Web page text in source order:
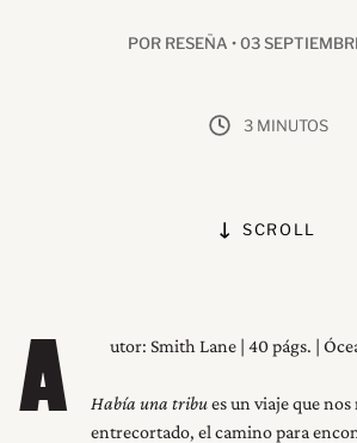
POR RESEÑA • 03
3 MINUTOS
SCROLL
A utor: Smith Lane | 40 págs. |
Había una tribues un viaje que
entrecortado, el camino para